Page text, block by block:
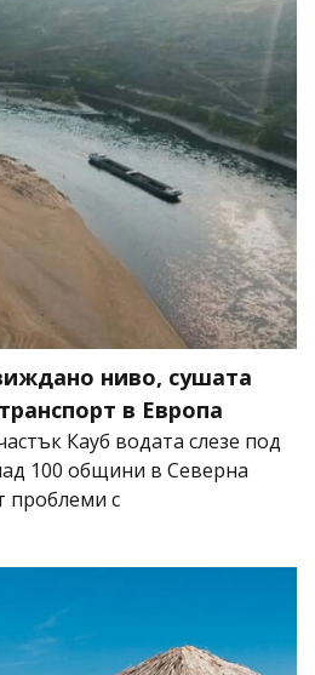
ниво, сушата
в Европа
Кауб водата слезе под
100 общини в Северна
проблеми с